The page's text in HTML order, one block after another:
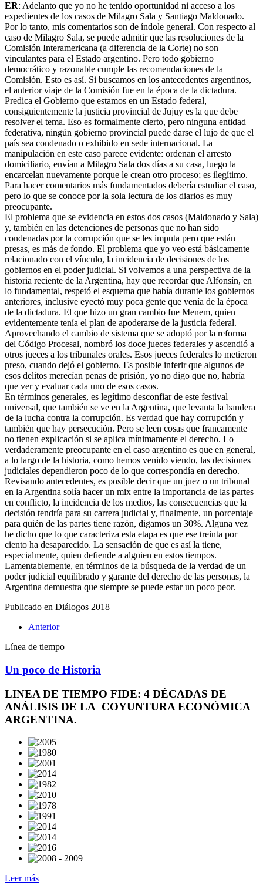
ER: Adelanto que yo no he tenido oportunidad ni acceso a los
expedientes de los casos de Milagro Sala y Santiago Maldonado.
Por lo tanto, mis comentarios son de índole general. Con respecto al
caso de Milagro Sala, se puede admitir que las resoluciones de la
Comisión Interamericana (a diferencia de la Corte) no son
vinculantes para el Estado argentino. Pero todo gobierno
democrático y razonable cumple las recomendaciones de la
Comisión. Esto es así. Si buscamos en los antecedentes argentinos,
el anterior viaje de la Comisión fue en la época de la dictadura.
Predica el Gobierno que estamos en un Estado federal,
consiguientemente la justicia provincial de Jujuy es la que debe
resolver el tema. Eso es formalmente cierto, pero ninguna entidad
federativa, ningún gobierno provincial puede darse el lujo de que el
país sea condenado o exhibido en sede internacional. La
manipulación en este caso parece evidente: ordenan el arresto
domiciliario, envían a Milagro Sala dos días a su casa, luego la
encarcelan nuevamente porque le crean otro proceso; es ilegítimo.
Para hacer comentarios más fundamentados debería estudiar el caso,
pero lo que se conoce por la sola lectura de los diarios es muy
preocupante.
El problema que se evidencia en estos dos casos (Maldonado y Sala)
y, también en las detenciones de personas que no han sido
condenadas por la corrupción que se les imputa pero que están
presas, es más de fondo. El problema que yo veo está básicamente
relacionado con el vínculo, la incidencia de decisiones de los
gobiernos en el poder judicial. Si volvemos a una perspectiva de la
historia reciente de la Argentina, hay que recordar que Alfonsín, en
lo fundamental, respetó el esquema que había durante los gobiernos
anteriores, inclusive eyectó muy poca gente que venía de la época
de la dictadura. El que hizo un gran cambio fue Menem, quien
evidentemente tenía el plan de apoderarse de la justicia federal.
Aprovechando el cambio de sistema que se adoptó por la reforma
del Código Procesal, nombró los doce jueces federales y ascendió a
otros jueces a los tribunales orales. Esos jueces federales lo metieron
preso, cuando dejó el gobierno. Es posible inferir que algunos de
esos delitos merecían penas de prisión, yo no digo que no, habría
que ver y evaluar cada uno de esos casos.
En términos generales, es legítimo desconfiar de este festival
universal, que también se ve en la Argentina, que levanta la bandera
de la lucha contra la corrupción. Es verdad que hay corrupción y
también que hay persecución. Pero se leen cosas que francamente
no tienen explicación si se aplica mínimamente el derecho. Lo
verdaderamente preocupante en el caso argentino es que en general,
a lo largo de la historia, como hemos venido viendo, las decisiones
judiciales dependieron poco de lo que correspondía en derecho.
Revisando antecedentes, es posible decir que un juez o un tribunal
en la Argentina solía hacer un mix entre la importancia de las partes
en conflicto, la incidencia de los medios, las consecuencias que la
decisión tendría para su carrera judicial y, finalmente, un porcentaje
para quién de las partes tiene razón, digamos un 30%. Alguna vez
he dicho que lo que caracteriza esta etapa es que ese treinta por
ciento ha desaparecido. La sensación de que es así la tiene,
especialmente, quien defiende a alguien en estos tiempos.
Lamentablemente, en términos de la búsqueda de la verdad de un
poder judicial equilibrado y garante del derecho de las personas, la
Argentina demuestra que siempre se puede estar un poco peor.
Publicado en Diálogos 2018
Anterior
Línea de tiempo
Un poco de Historia
LINEA DE TIEMPO FIDE: 4 DÉCADAS DE
ANÁLISIS DE LA COYUNTURA ECONÓMICA
ARGENTINA.
Leer más